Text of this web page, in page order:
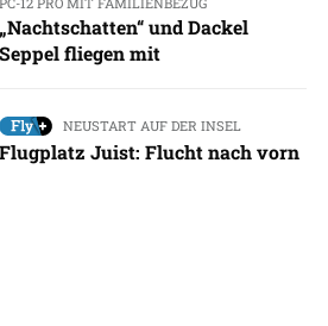
„Nachtschatten“ und Dackel
Seppel fliegen mit
NEUSTART AUF DER INSEL
Flugplatz Juist: Flucht nach vorn